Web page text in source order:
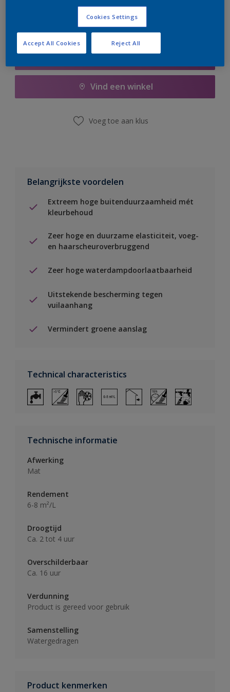
Vind een winkel
Voeg toe aan klus
Belangrijkste voordelen
Extreem hoge buitenduurzaamheid mét
kleurbehoud
Zeer hoge en duurzame elasticiteit, voeg-
en haarscheuroverbruggend
Zeer hoge waterdampdoorlaatbaarheid
Uitstekende bescherming tegen
vuilaanhang
Vermindert groene aanslag
Technical characteristics
Technische informatie
Afwerking
Mat
Rendement
6-8 m²/L
Droogtijd
Ca. 2 tot 4 uur
Overschilderbaar
Ca. 16 uur
Verdunning
Product is gereed voor gebruik
Samenstelling
Watergedragen
Product kenmerken
Cookies Settings
Reject All
Accept All Cookies